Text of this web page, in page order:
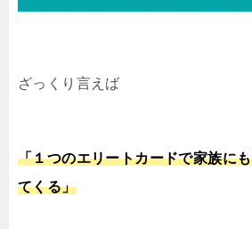
ざっくり言えば
「１つのエリートカードで家族に
てくる」